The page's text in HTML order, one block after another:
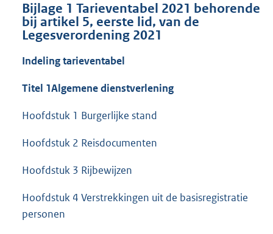
Bijlage 1 Tarieventabel 2021 behorende
bij artikel 5, eerste lid, van de
Legesverordening 2021
Indeling tarieventabel
Titel 1Algemene dienstverlening
Hoofdstuk 1 Burgerlijke stand
Hoofdstuk 2 Reisdocumenten
Hoofdstuk 3 Rijbewijzen
Hoofdstuk 4 Verstrekkingen uit de basisregistratie
personen